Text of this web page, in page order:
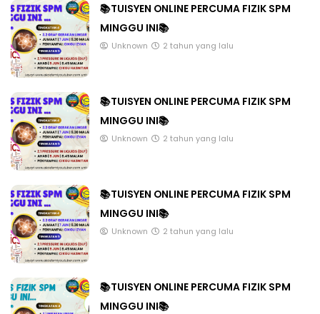
📚TUISYEN ONLINE PERCUMA FIZIK SPM
MINGGU INI📚
Unknown 2 tahun yang lalu
📚TUISYEN ONLINE PERCUMA FIZIK SPM
MINGGU INI📚
Unknown 2 tahun yang lalu
📚TUISYEN ONLINE PERCUMA FIZIK SPM
MINGGU INI📚
Unknown 2 tahun yang lalu
📚TUISYEN ONLINE PERCUMA FIZIK SPM
MINGGU INI📚